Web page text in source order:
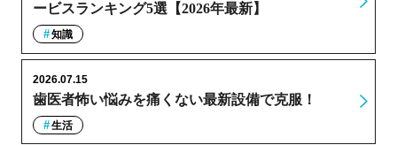
ービスランキング5選【2026年最新】
知識
歯医者怖い悩みを痛くない最新設備で克服！
2026.07.15
生活